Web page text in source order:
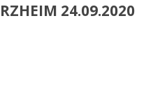
24.09.2020